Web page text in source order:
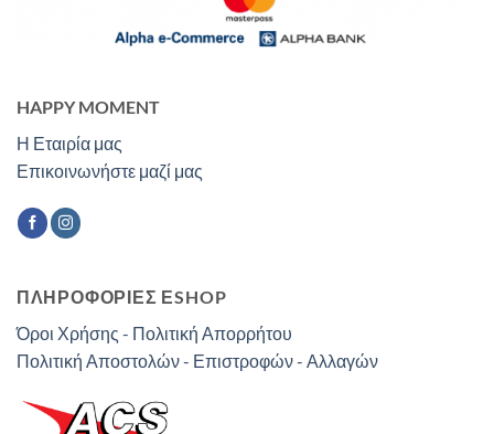
HAPPY MOMENT
Η Εταιρία μας
Επικοινωνήστε μαζί μας
ΠΛΗΡΟΦΟΡΙΕΣ ΕSHOP
Όροι Χρήσης - Πολιτική Απορρήτου
Πολιτική Αποστολών - Επιστροφών - Αλλαγών